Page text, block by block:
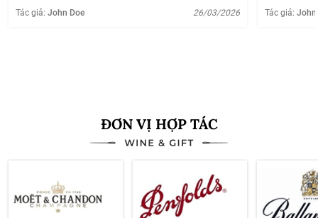
Tác giả: John Doe 26/03/2026
được giá
Tác giả:John
ĐƠN VỊ HỢP TÁC